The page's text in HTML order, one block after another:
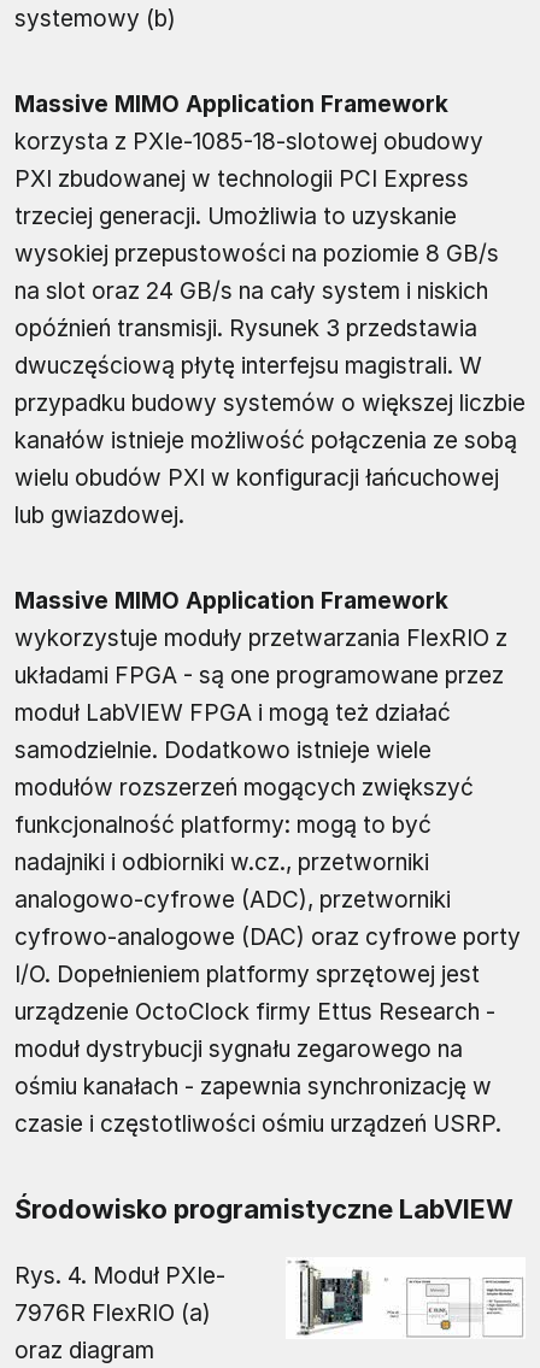
systemowy (b)
Massive MIMO Application Framework
korzysta z PXIe-1085-18-slotowej obudowy
PXI zbudowanej w technologii PCI Express
trzeciej generacji. Umożliwia to uzyskanie
wysokiej przepustowości na poziomie 8 GB/s
na slot oraz 24 GB/s na cały system i niskich
opóźnień transmisji. Rysunek 3 przedstawia
dwuczęściową płytę interfejsu magistrali. W
przypadku budowy systemów o większej liczbie
kanałów istnieje możliwość połączenia ze sobą
wielu obudów PXI w konfiguracji łańcuchowej
lub gwiazdowej.
Massive MIMO Application Framework
wykorzystuje moduły przetwarzania FlexRIO z
układami FPGA - są one programowane przez
moduł LabVIEW FPGA i mogą też działać
samodzielnie. Dodatkowo istnieje wiele
modułów rozszerzeń mogących zwiększyć
funkcjonalność platformy: mogą to być
nadajniki i odbiorniki w.cz., przetworniki
analogowo-cyfrowe (ADC), przetworniki
cyfrowo-analogowe (DAC) oraz cyfrowe porty
I/O. Dopełnieniem platformy sprzętowej jest
urządzenie OctoClock firmy Ettus Research -
moduł dystrybucji sygnału zegarowego na
ośmiu kanałach - zapewnia synchronizację w
czasie i częstotliwości ośmiu urządzeń USRP.
Środowisko programistyczne LabVIEW
Rys. 4. Moduł PXIe-
7976R FlexRIO (a)
oraz diagram